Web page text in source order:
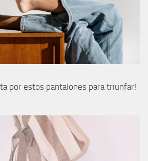
por estos pantalones para triunfar!